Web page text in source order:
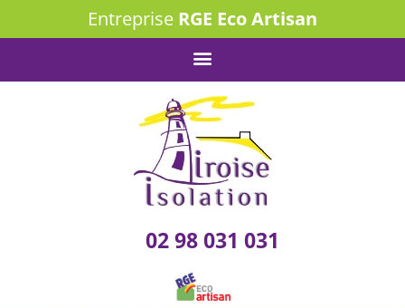
Entreprise RGE Eco Artisan
02 98 031 031